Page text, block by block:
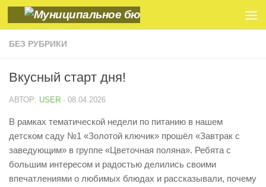
Skip to content
БЕЗ РУБРИКИ
Вкусный старт дня!
АВТОР: USER · 08.04.2026
В рамках тематической недели по питанию в нашем
детском саду №1 «Золотой ключик» прошёл «Завтрак с
заведующим» в группе «Цветочная поляна». Ребята с
большим интересом и радостью делились своими
впечатлениями о любимых блюдах и рассказывали, почему